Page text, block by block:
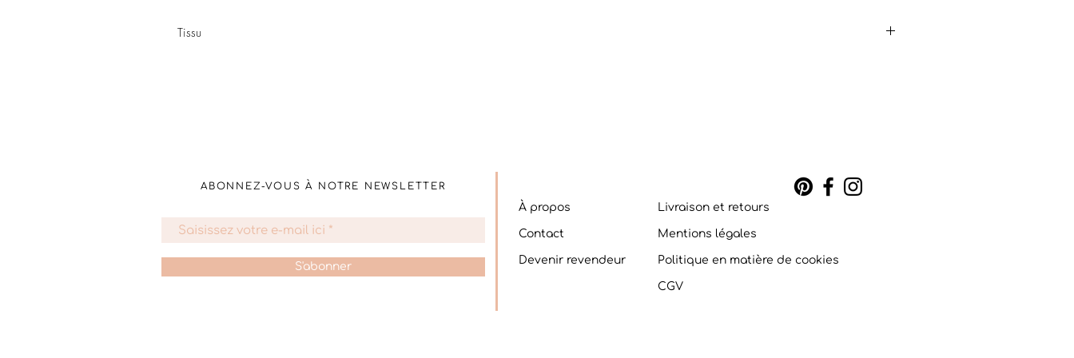
Tissu
ABONNEZ-VOUS À NOTRE NEWSLETTER
S'abonner
À propos
Contact
Devenir revendeur
Livraison et retours
Mentions légales
Politique en matière de cookies
CGV